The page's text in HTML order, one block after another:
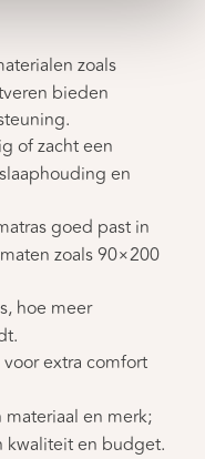
zoals
bieden
of zacht een
en
goed past in
zoals 90×200
hoe meer
voor extra comfort
materiaal en merk;
kwaliteit en budget.